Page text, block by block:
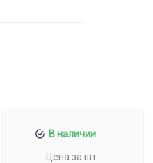
В наличии
Цена за шт.